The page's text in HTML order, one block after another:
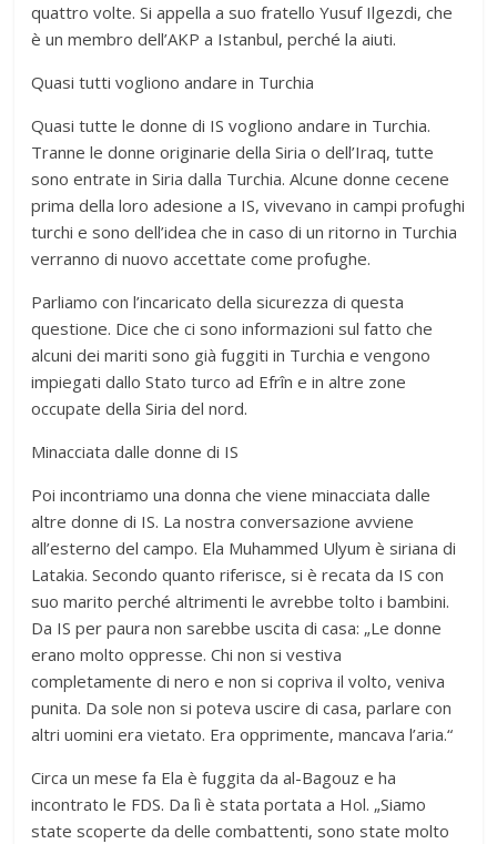
quattro volte. Si appella a suo fratello Yusuf Ilgezdi, che
è un membro dell’AKP a Istanbul, perché la aiuti.
Quasi tutti vogliono andare in Turchia
Quasi tutte le donne di IS vogliono andare in Turchia.
Tranne le donne originarie della Siria o dell’Iraq, tutte
sono entrate in Siria dalla Turchia. Alcune donne cecene
prima della loro adesione a IS, vivevano in campi profughi
turchi e sono dell’idea che in caso di un ritorno in Turchia
verranno di nuovo accettate come profughe.
Parliamo con l’incaricato della sicurezza di questa
questione. Dice che ci sono informazioni sul fatto che
alcuni dei mariti sono già fuggiti in Turchia e vengono
impiegati dallo Stato turco ad Efrîn e in altre zone
occupate della Siria del nord.
Minacciata dalle donne di IS
Poi incontriamo una donna che viene minacciata dalle
altre donne di IS. La nostra conversazione avviene
all’esterno del campo. Ela Muhammed Ulyum è siriana di
Latakia. Secondo quanto riferisce, si è recata da IS con
suo marito perché altrimenti le avrebbe tolto i bambini.
Da IS per paura non sarebbe uscita di casa: „Le donne
erano molto oppresse. Chi non si vestiva
completamente di nero e non si copriva il volto, veniva
punita. Da sole non si poteva uscire di casa, parlare con
altri uomini era vietato. Era opprimente, mancava l’aria.“
Circa un mese fa Ela è fuggita da al-Bagouz e ha
incontrato le FDS. Da lì è stata portata a Hol. „Siamo
state scoperte da delle combattenti, sono state molto